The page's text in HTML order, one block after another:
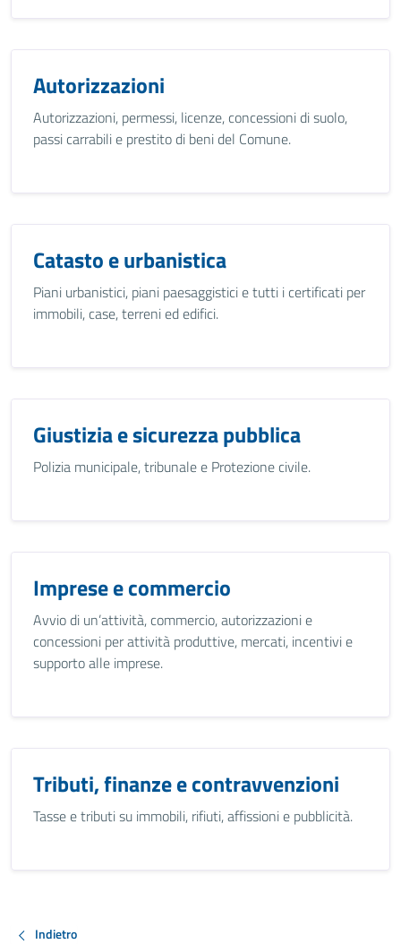
Autorizzazioni
Autorizzazioni, permessi, licenze, concessioni di suolo,
passi carrabili e prestito di beni del Comune.
Catasto e urbanistica
Piani urbanistici, piani paesaggistici e tutti i certificati per
immobili, case, terreni ed edifici.
Giustizia e sicurezza pubblica
Polizia municipale, tribunale e Protezione civile.
Imprese e commercio
Avvio di un’attività, commercio, autorizzazioni e
concessioni per attività produttive, mercati, incentivi e
supporto alle imprese.
Tributi, finanze e contravvenzioni
Tasse e tributi su immobili, rifiuti, affissioni e pubblicità.
Indietro